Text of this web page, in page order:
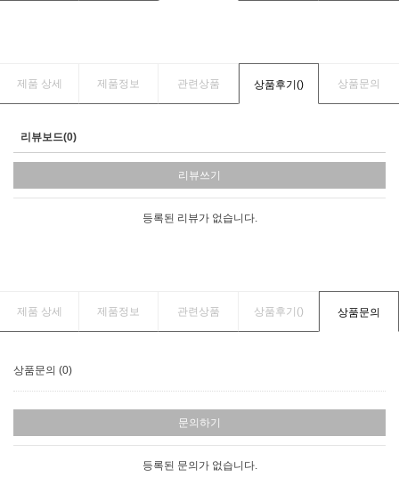
제품 상세 제품정보 관련상품 상품후기() 상품문의
리뷰보드(0)
리뷰쓰기
등록된 리뷰가 없습니다.
제품 상세 제품정보 관련상품 상품후기() 상품문의
상품문의 (0)
문의하기
등록된 문의가 없습니다.